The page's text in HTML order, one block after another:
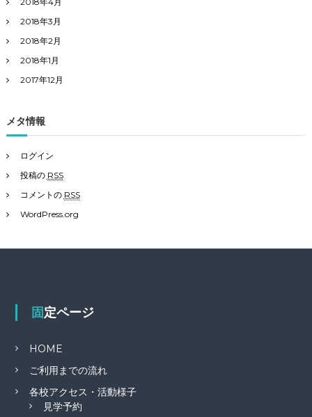
2018年3月
2018年2月
2018年1月
2017年12月
メタ情報
ログイン
投稿の RSS
コメントの RSS
WordPress.org
固定ページ
HOME
ご利用までの流れ
各校アクセス・活動様子
見学予約